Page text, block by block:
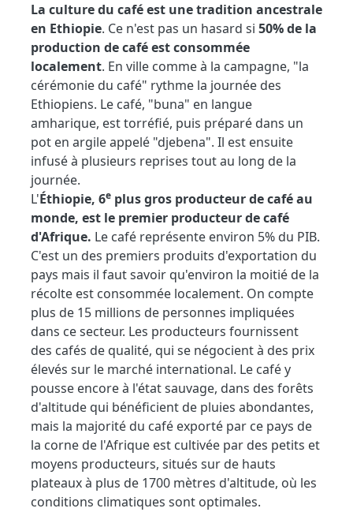
La culture du café est une tradition ancestrale
en Ethiopie. Ce n'est pas un hasard si 50% de la
production de café est consommée
localement. En ville comme à la campagne, "la
cérémonie du café" rythme la journée des
Ethiopiens. Le café, "buna" en langue
amharique, est torréfié, puis préparé dans un
pot en argile appelé "djebena". Il est ensuite
infusé à plusieurs reprises tout au long de la
journée.
L'Éthiopie, 6e plus gros producteur de café au
monde, est le premier producteur de café
d'Afrique. Le café représente environ 5% du PIB.
C'est un des premiers produits d'exportation du
pays mais il faut savoir qu'environ la moitié de la
récolte est consommée localement. On compte
plus de 15 millions de personnes impliquées
dans ce secteur. Les producteurs fournissent
des cafés de qualité, qui se négocient à des prix
élevés sur le marché international. Le café y
pousse encore à l'état sauvage, dans des forêts
d'altitude qui bénéficient de pluies abondantes,
mais la majorité du café exporté par ce pays de
la corne de l'Afrique est cultivée par des petits et
moyens producteurs, situés sur de hauts
plateaux à plus de 1700 mètres d'altitude, où les
conditions climatiques sont optimales.